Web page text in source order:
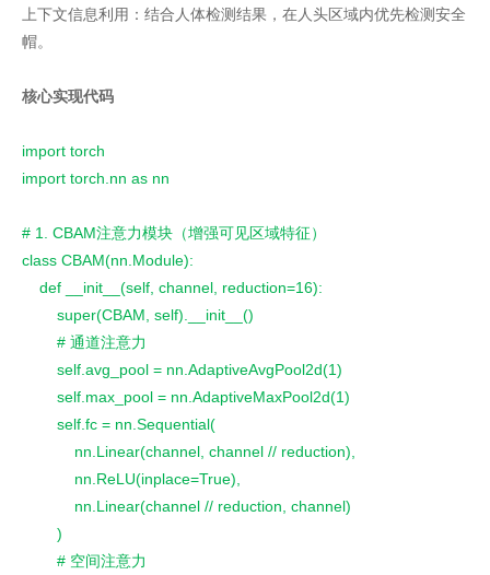
上下文信息利用：结合人体检测结果，在人头区域内优先检测安全
帽。
核心实现代码
import torch
import torch.nn as nn
# 1. CBAM注意力模块（增强可见区域特征）
class CBAM(nn.Module):
def __init__(self, channel, reduction=16):
super(CBAM, self).__init__()
# 通道注意力
self.avg_pool = nn.AdaptiveAvgPool2d(1)
self.max_pool = nn.AdaptiveMaxPool2d(1)
self.fc = nn.Sequential(
nn.Linear(channel, channel // reduction),
nn.ReLU(inplace=True),
nn.Linear(channel // reduction, channel)
)
# 空间注意力